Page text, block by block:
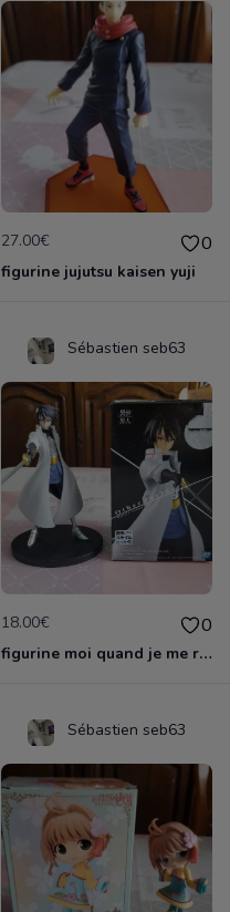
27.00€ 0
figurine jujutsu kaisen yuji
Sébastien seb63
18.00€ 0
figurine moi quand je me reincarne en slime
Sébastien seb63